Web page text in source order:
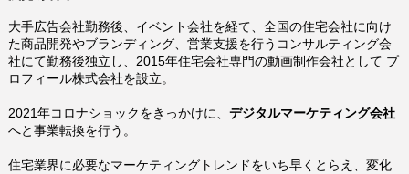
大手広告会社勤務後、イベント会社を経て、全国の住宅会社に向け
た商品開発やブランディング、営業支援を行うコンサルティング会
社にて勤務後独立し、2015年住宅会社専門の動画制作会社として プ
ロフィール株式会社を設立。
2021年コロナショックをきっかけに、 デジタルマーケティング会社
へと事業転換を行う。
住宅業界に必要なマーケティングトレンドをいち早くとらえ、 変化